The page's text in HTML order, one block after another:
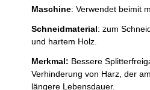
Maschine: Verwendet beimit
Schneidmaterial: zum
und hartem Holz.
Merkmal: Bessere
Verhinderung von Harz, der
längere Lebensdauer.